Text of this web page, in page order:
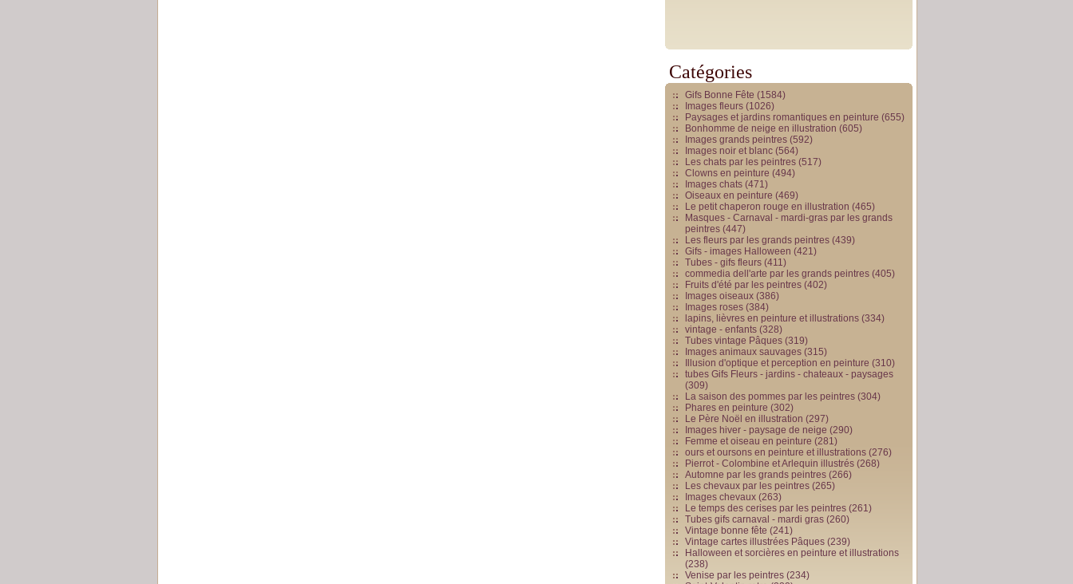
Catégories
Gifs Bonne Fête (1584)
Images fleurs (1026)
Paysages et jardins romantiques en peinture (655)
Bonhomme de neige en illustration (605)
Images grands peintres (592)
Images noir et blanc (564)
Les chats par les peintres (517)
Clowns en peinture (494)
Images chats (471)
Oiseaux en peinture (469)
Le petit chaperon rouge en illustration (465)
Masques - Carnaval - mardi-gras par les grands
peintres (447)
Les fleurs par les grands peintres (439)
Gifs - images Halloween (421)
Tubes - gifs fleurs (411)
commedia dell'arte par les grands peintres (405)
Fruits d'été par les peintres (402)
Images oiseaux (386)
Images roses (384)
lapins, lièvres en peinture et illustrations (334)
vintage - enfants (328)
Tubes vintage Pâques (319)
Images animaux sauvages (315)
Illusion d'optique et perception en peinture (310)
tubes Gifs Fleurs - jardins - chateaux - paysages
(309)
La saison des pommes par les peintres (304)
Phares en peinture (302)
Le Père Noël en illustration (297)
Images hiver - paysage de neige (290)
Femme et oiseau en peinture (281)
ours et oursons en peinture et illustrations (276)
Pierrot - Colombine et Arlequin illustrés (268)
Automne par les grands peintres (266)
Les chevaux par les peintres (265)
Images chevaux (263)
Le temps des cerises par les peintres (261)
Tubes gifs carnaval - mardi gras (260)
Vintage bonne fête (241)
Vintage cartes illustrées Pâques (239)
Halloween et sorcières en peinture et illustrations
(238)
Venise par les peintres (234)